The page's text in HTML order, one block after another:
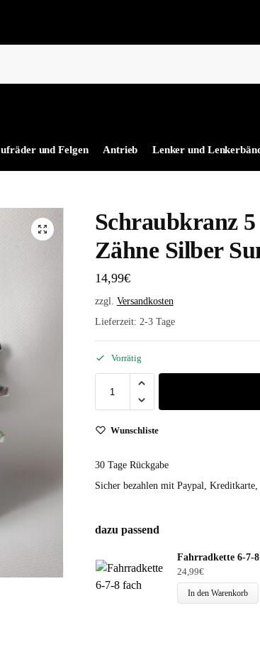
und Felgen Antrieb Lenker und
Schraubkranz 5
Zähne Silber
14,99€
zzgl. Versandkosten
Lieferzeit: 2-3 Tage
Vorrätig
Wunschliste
30 Tage Rückgabe
Sicher bezahlen mit Paypal, Kreditkarte,
dazu passend
Fahrradkette 6-7-
24,99€
In den Warenkorb